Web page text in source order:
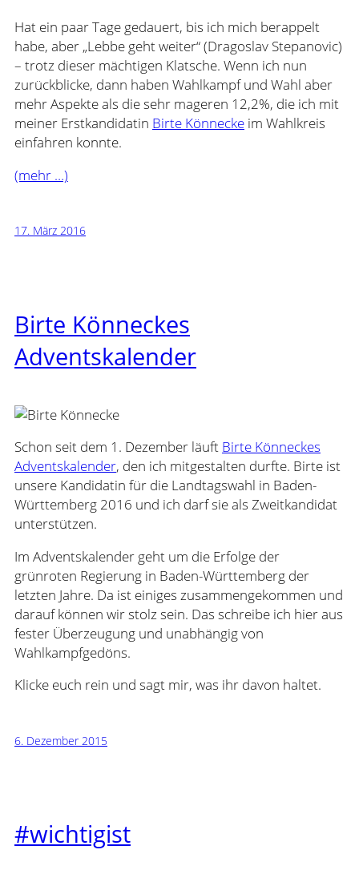
Hat ein paar Tage gedauert, bis ich mich berappelt
habe, aber „Lebbe geht weiter“ (Dragoslav Stepanovic)
– trotz dieser mächtigen Klatsche. Wenn ich nun
zurückblicke, dann haben Wahlkampf und Wahl aber
mehr Aspekte als die sehr mageren 12,2%, die ich mit
meiner Erstkandidatin Birte Könnecke im Wahlkreis
einfahren konnte.
(mehr …)
17. März 2016
Birte Könneckes
Adventskalender
Schon seit dem 1. Dezember läuft Birte Könneckes
Adventskalender, den ich mitgestalten durfte. Birte ist
unsere Kandidatin für die Landtagswahl in Baden-
Württemberg 2016 und ich darf sie als Zweitkandidat
unterstützen.
Im Adventskalender geht um die Erfolge der
grünroten Regierung in Baden-Württemberg der
letzten Jahre. Da ist einiges zusammengekommen und
darauf können wir stolz sein. Das schreibe ich hier aus
fester Überzeugung und unabhängig von
Wahlkampfgedöns.
Klicke euch rein und sagt mir, was ihr davon haltet.
6. Dezember 2015
#wichtigist